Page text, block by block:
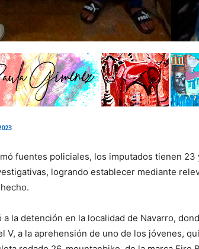
fuentes policiales, los imputados tienen 23
logrando establecer mediante
a la detención en la localidad de Navarro,
V, a la aprehensión de uno de los jóvenes,